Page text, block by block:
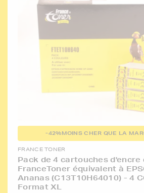
-42%MOINS CHER QUE LA
FRANCE TONER
Pack de 4 cartouches
FranceToner équivalent à
Ananas (C13T10H64010) - 4
Format XL